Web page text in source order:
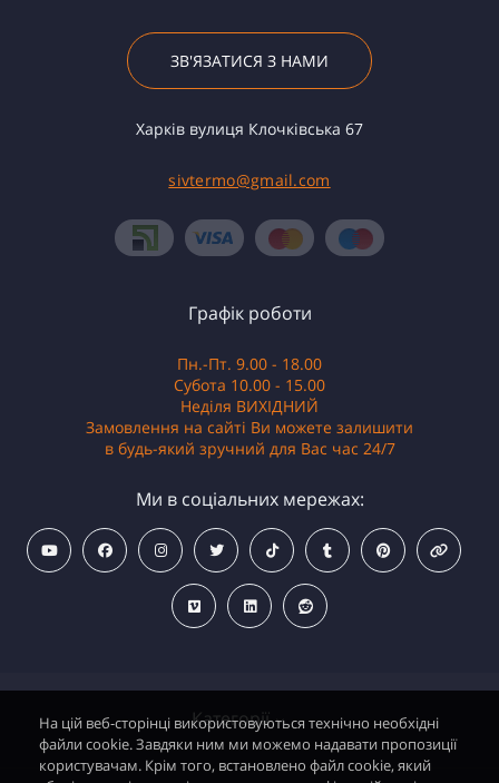
ЗВ'ЯЗАТИСЯ З НАМИ
Харків вулиця Клочківська 67
sivtermo@gmail.com
Категорії
Графік роботи
Пн.-Пт. 9.00 - 18.00
Субота 10.00 - 15.00
Неділя ВИХІДНИЙ
Замовлення на сайті Ви можете залишити
в будь-який зручний для Вас час 24/7
Ми в соціальних мережах:
На цій веб-сторінці використовуються технічно необхідні
файли cookie. Завдяки ним ми можемо надавати пропозиції
користувачам. Крім того, встановлено файл cookie, який